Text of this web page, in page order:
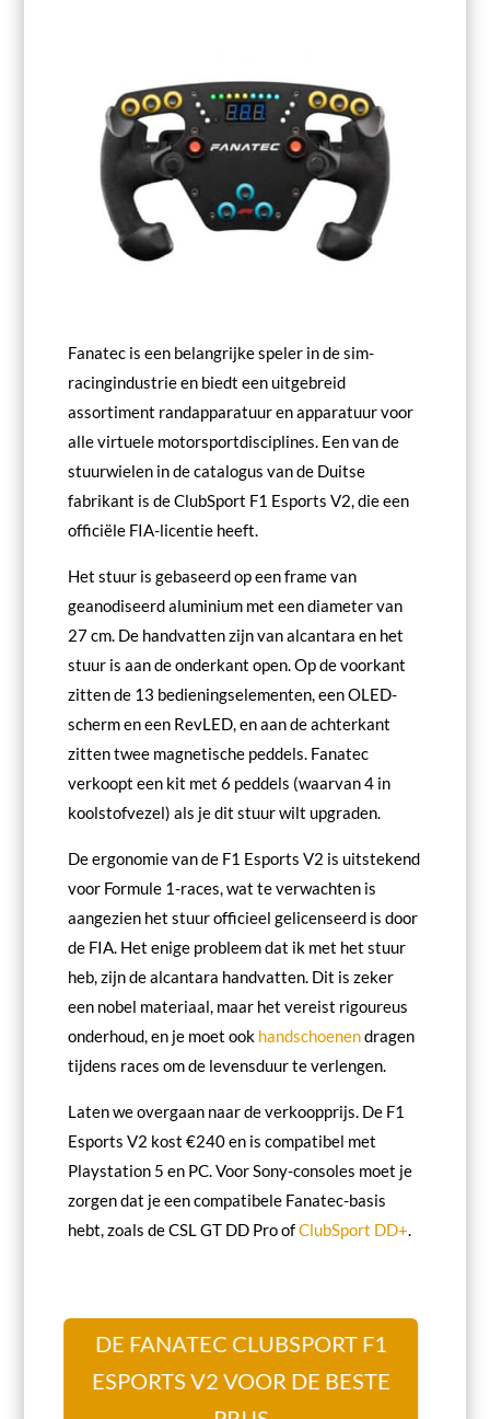
Fanatec is een belangrijke speler in de sim-
racingindustrie en biedt een uitgebreid
assortiment randapparatuur en apparatuur voor
alle virtuele motorsportdisciplines. Een van de
stuurwielen in de catalogus van de Duitse
fabrikant is de ClubSport F1 Esports V2, die een
officiële FIA-licentie heeft.
Het stuur is gebaseerd op een frame van
geanodiseerd aluminium met een diameter van
27 cm. De handvatten zijn van alcantara en het
stuur is aan de onderkant open. Op de voorkant
zitten de 13 bedieningselementen, een OLED-
scherm en een RevLED, en aan de achterkant
zitten twee magnetische peddels. Fanatec
verkoopt een kit met 6 peddels (waarvan 4 in
koolstofvezel) als je dit stuur wilt upgraden.
De ergonomie van de F1 Esports V2 is uitstekend
voor Formule 1-races, wat te verwachten is
aangezien het stuur officieel gelicenseerd is door
de FIA. Het enige probleem dat ik met het stuur
heb, zijn de alcantara handvatten. Dit is zeker
een nobel materiaal, maar het vereist rigoureus
onderhoud, en je moet ook handschoenendragen
tijdens races om de levensduur te verlengen.
Laten we overgaan naar de verkoopprijs. De F1
Esports V2 kost €240 en is compatibel met
Playstation 5 en PC. Voor Sony-consoles moet je
zorgen dat je een compatibele Fanatec-basis
hebt, zoals de CSL GT DD Pro ofClubSport DD+.
DE FANATEC CLUBSPORT F1
ESPORTS V2 VOOR DE BESTE